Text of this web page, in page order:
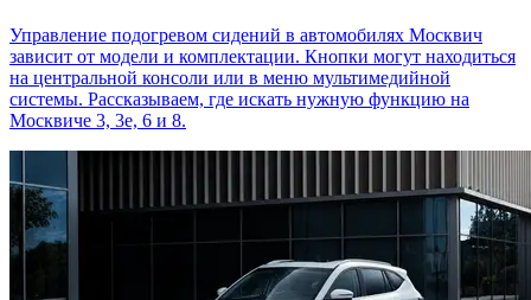
Управление подогревом сидений в автомобилях Москвич
зависит от модели и комплектации. Кнопки могут находиться
на центральной консоли или в меню мультимедийной
системы. Рассказываем, где искать нужную функцию на
Москвиче 3, 3е, 6 и 8.